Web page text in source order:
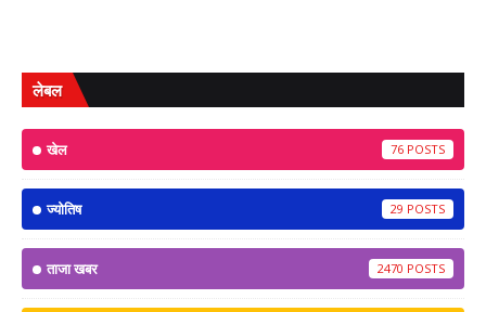
लेबल
खेल 76
ज्योतिष 29
ताजा खबर 2470